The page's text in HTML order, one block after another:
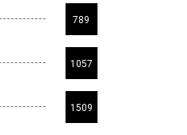
789
1057
1509